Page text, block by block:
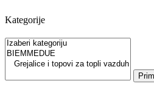
Kategorije